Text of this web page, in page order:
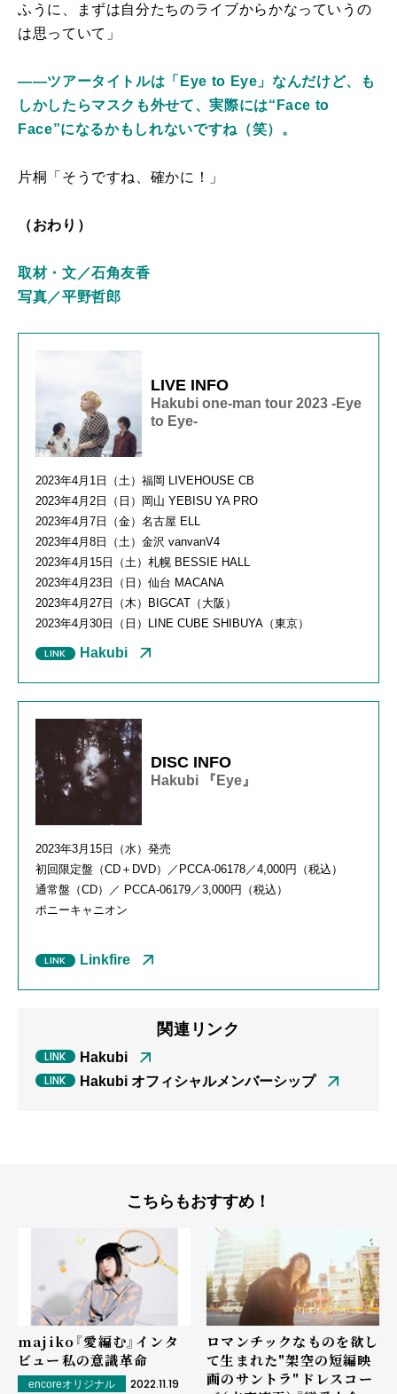
ふうに、まずは自分たちのライブからかなっていうの
は思っていて」
――ツアータイトルは「Eye to Eye」なんだけど、も
しかしたらマスクも外せて、実際には“Face to
Face”になるかもしれないですね（笑）。
片桐「そうですね、確かに！」
（おわり）
取材・文／石角友香
写真／平野哲郎
LIVE INFO
Hakubi one-man tour 2023 -Eye
to Eye-
2023年4月1日（土）福岡 LIVEHOUSE CB
2023年4月2日（日）岡山 YEBISU YA PRO
2023年4月7日（金）名古屋 ELL
2023年4月8日（土）金沢 vanvanV4
2023年4月15日（土）札幌 BESSIE HALL
2023年4月23日（日）仙台 MACANA
2023年4月27日（木）BIGCAT（大阪）
2023年4月30日（日）LINE CUBE SHIBUYA（東京）
Hakubi
DISC INFO
Hakubi 『Eye』
2023年3月15日（水）発売
初回限定盤（CD＋DVD）／PCCA-06178／4,000円（税込）
通常盤（CD）／ PCCA-06179／3,000円（税込）
ポニーキャニオン
Linkfire
関連リンク
Hakubi
Hakubi オフィシャルメンバーシップ
こちらもおすすめ！
majiko『愛編む』インタ
ビュー――私の意識革命
encoreオリジナル 2022.11.19
ロマンチックなものを欲し
て生まれた"架空の短編映
画のサントラ"――ドレスコー